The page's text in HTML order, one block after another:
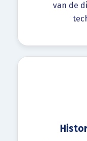
van de